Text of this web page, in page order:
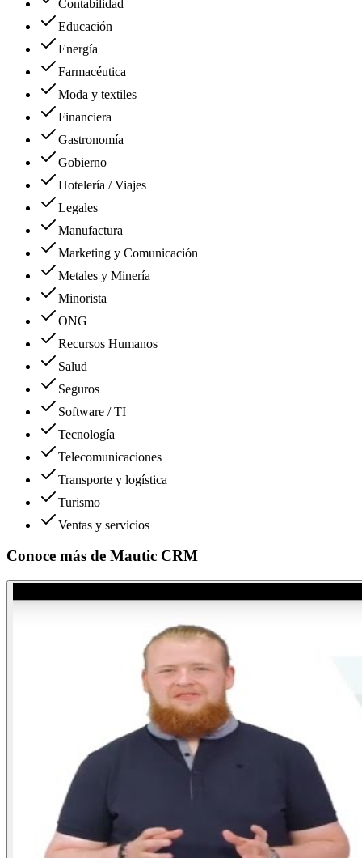
Contabilidad
Educación
Energía
Farmacéutica
Moda y textiles
Financiera
Gastronomía
Gobierno
Hotelería / Viajes
Legales
Manufactura
Marketing y Comunicación
Metales y Minería
Minorista
ONG
Recursos Humanos
Salud
Seguros
Software / TI
Tecnología
Telecomunicaciones
Transporte y logística
Turismo
Ventas y servicios
Conoce más de Mautic CRM